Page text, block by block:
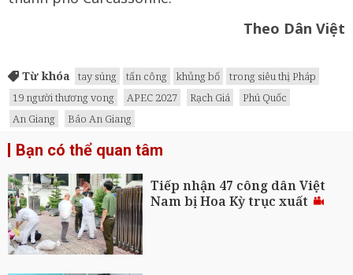
Theo Dân Việt
Từ khóa tay súng tấn công khủng bố
trong siêu thị Pháp
19 người thương vong
APEC 2027 Rạch Giá
Phú Quốc
An Giang
Báo An Giang
Bạn có thể quan tâm
Tiếp nhận 47 công dân Việt
Nam bị Hoa Kỳ trục xuất